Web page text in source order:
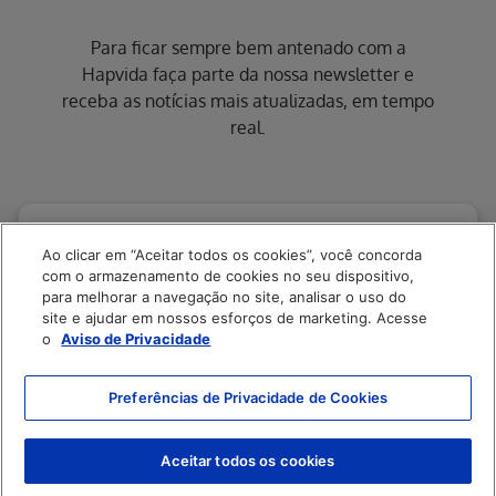
Para ficar sempre bem antenado com a
Hapvida faça parte da nossa newsletter e
receba as notícias mais atualizadas, em tempo
real.
Enviar
Erro ao incluir fragmento
Ao clicar em “Aceitar todos os cookies”, você concorda
com o armazenamento de cookies no seu dispositivo,
para melhorar a navegação no site, analisar o uso do
site e ajudar em nossos esforços de marketing. Acesse
o
Aviso de Privacidade
Preferências de Privacidade de Cookies
Aceitar todos os cookies